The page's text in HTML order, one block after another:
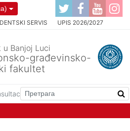
SERVIS UPIS 2026/2027
Banjoj Luci
građevinsko-
fakultet
kod asistenta Duške Milanović